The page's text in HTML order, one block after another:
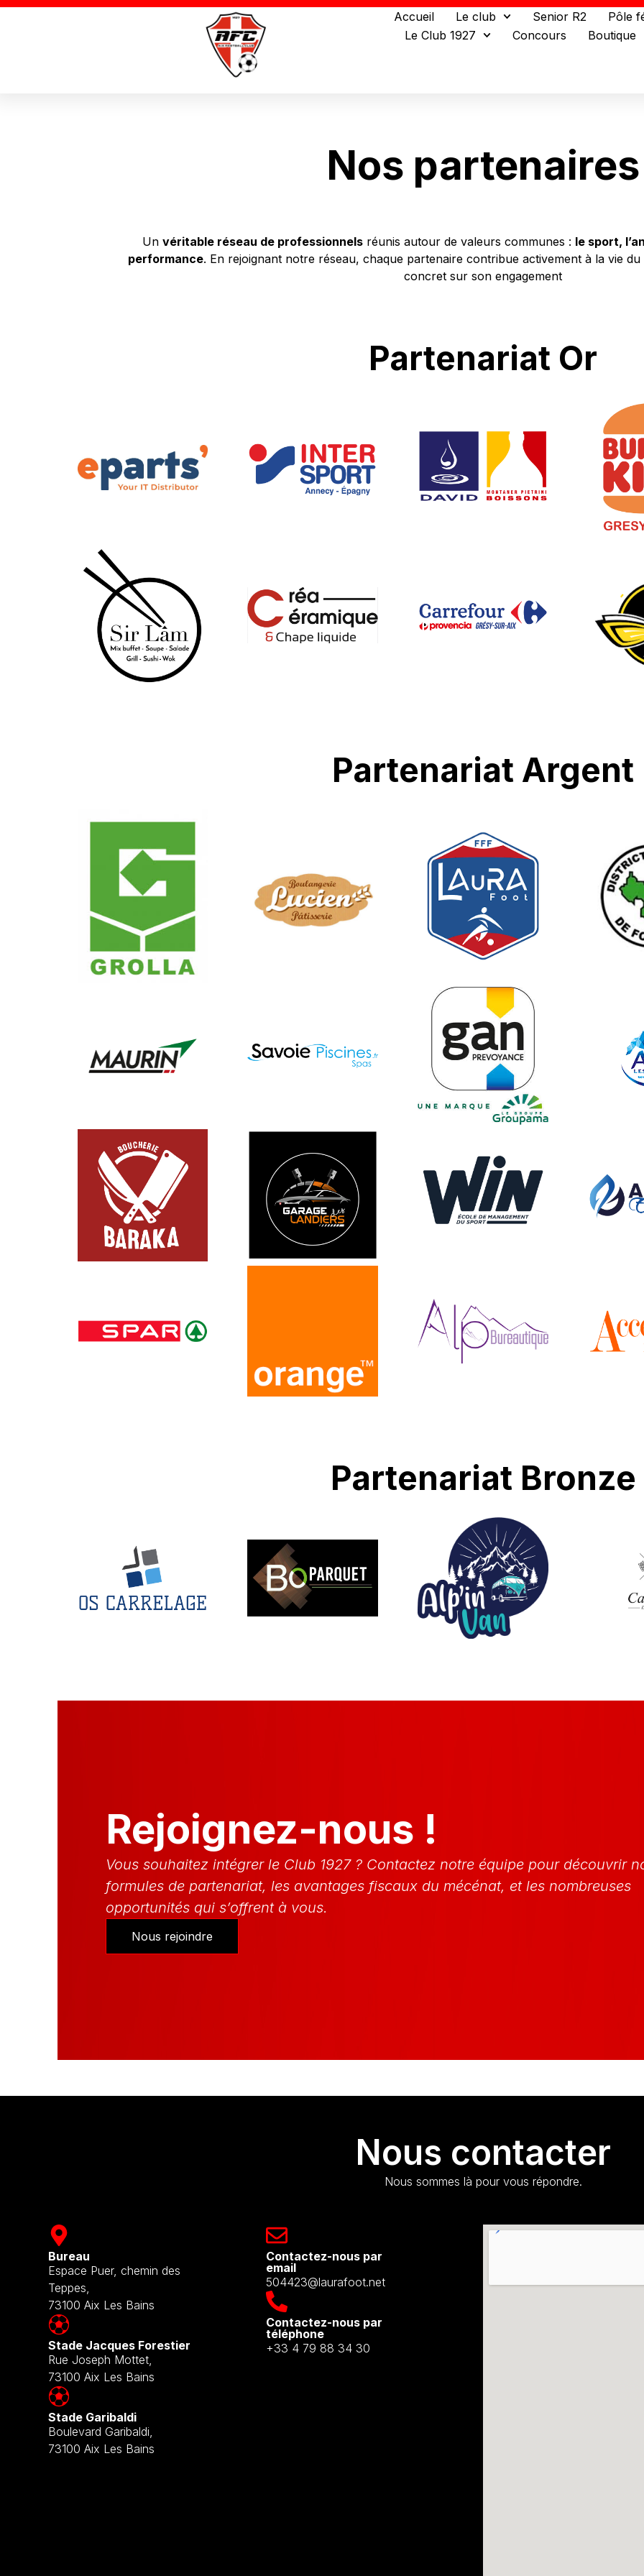
Accueil Le club Senior R2
Pôle
Le Club 1927
Concours Boutique
Nos partenaires
Un véritable réseau de professionnels réunis autour de valeurs communes : le sport,
performance. En rejoignant notre réseau, chaque partenaire contribue activement à la vie
concret sur son engagement
Partenariat Or
Partenariat Argent
Partenariat Bronze
Rejoignez-nous !
Vous souhaitez intégrer le Club 1927 ? Contactez notre équipe pour découvrir
formules de partenariat, les avantages fiscaux du mécénat, et les nombreuses
opportunités qui s’offrent à vous.
Nous rejoindre
Nous contacter
Nous sommes là pour vous répondre.
Bureau
Espace Puer, chemin des
Teppes,
73100 Aix Les Bains
Stade Jacques Forestier
Rue Joseph Mottet,
73100 Aix Les Bains
Stade Garibaldi
Boulevard Garibaldi,
73100 Aix Les Bains
Contactez-nous par
email​
504423@laurafoot.net
Contactez-nous par
téléphone
+33 4 79 88 34 30